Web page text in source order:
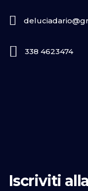
338 4623474
Iscriviti